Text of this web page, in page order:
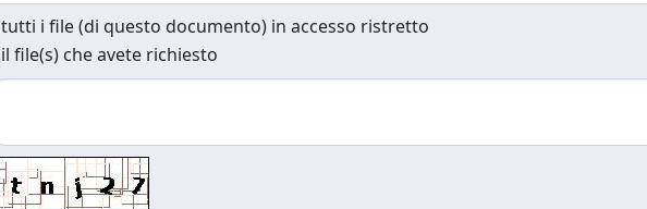
tutti i file (di questo documento) in accesso ristretto
il file(s) che avete richiesto